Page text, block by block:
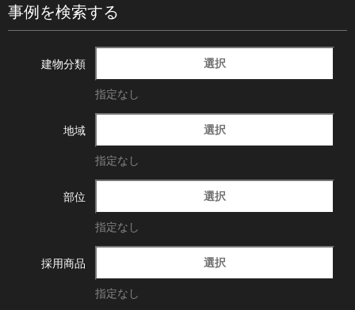
事例を検索する
建物分類 選択
指定なし
地域 選択
指定なし
部位 選択
指定なし
採用商品 選択
指定なし